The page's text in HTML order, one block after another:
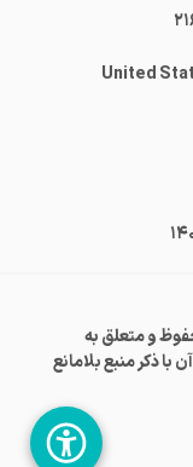
و متعلق به
با ذکر منبع بلامانع